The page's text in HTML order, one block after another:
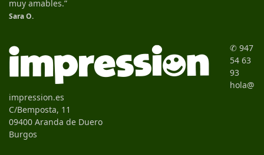
muy amables.”
Sara O.
✆ 947
54 63
93
hola@
impression.es
C/Bemposta, 11
09400 Aranda de Duero
Burgos